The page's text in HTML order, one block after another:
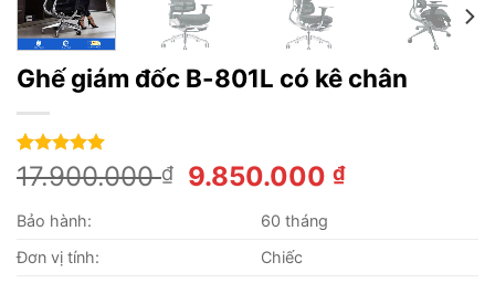
Ghế giám đốc B-801L có kê chân
5.00 trên 5
dựa trên
17
17.900.000₫
Giá
17.900.000 ₫.
9.850.000₫Giá
Bảo hành:
60 tháng
Đơn vị tính:
Chiếc